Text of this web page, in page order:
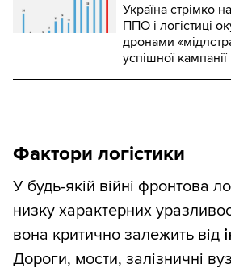
Україна стрімко
ППО і логістиці
дронами
успішної кампанії
Фактори логістики
У будь-якій війні фронтова
низку характерних
вона критично залежить від
Дороги, мости, залізничні